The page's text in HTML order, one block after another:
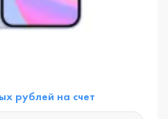
рублей на счет